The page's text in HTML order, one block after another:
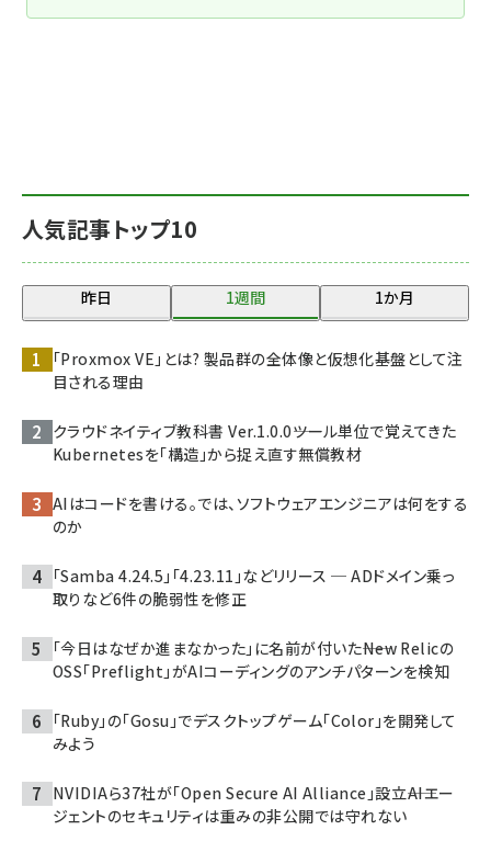
人気記事トップ10
昨日 1週間 1か月
「Proxmox VE」とは? 製品群の全体像と仮想化基盤として注
目される理由
クラウドネイティブ教科書 Ver.1.0.0――ツール単位で覚えてきた
Kubernetesを「構造」から捉え直す無償教材
AIはコードを書ける。では、ソフトウェアエンジニアは何をする
のか
「Samba 4.24.5」「4.23.11」などリリース ─ ADドメイン乗っ
取りなど6件の脆弱性を修正
「今日はなぜか進まなかった」に名前が付いた――New Relicの
OSS「Preflight」がAIコーディングのアンチパターンを検知
「Ruby」の「Gosu」でデスクトップゲーム「Color」を開発して
みよう
NVIDIAら37社が「Open Secure AI Alliance」設立――AIエー
ジェントのセキュリティは重みの非公開では守れない